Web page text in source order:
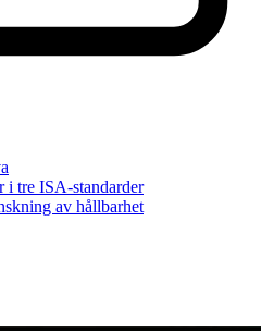
tre ISA-standarder
av hållbarhet